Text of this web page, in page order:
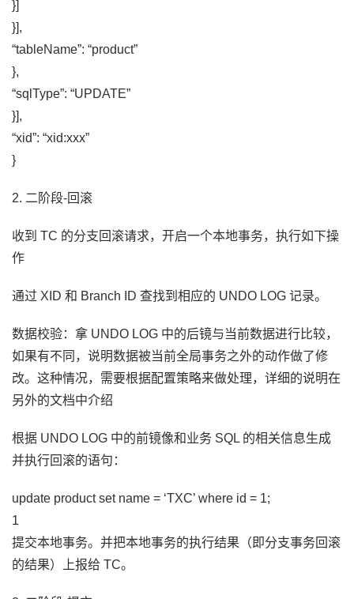
}]
}],
“tableName”: “product”
},
“sqlType”: “UPDATE”
}],
“xid”: “xid:xxx”
}
2. 二阶段-回滚
收到 TC 的分支回滚请求，开启一个本地事务，执行如下操
作
通过 XID 和 Branch ID 查找到相应的 UNDO LOG 记录。
数据校验：拿 UNDO LOG 中的后镜与当前数据进行比较，
如果有不同，说明数据被当前全局事务之外的动作做了修
改。这种情况，需要根据配置策略来做处理，详细的说明在
另外的文档中介绍
根据 UNDO LOG 中的前镜像和业务 SQL 的相关信息生成
并执行回滚的语句：
update product set name = ‘TXC’ where id = 1;
1
提交本地事务。并把本地事务的执行结果（即分支事务回滚
的结果）上报给 TC。